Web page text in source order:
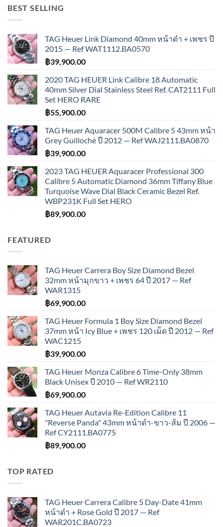
BEST SELLING
TAG Heuer Link Diamond 40mm หน้าดำ + เพชร ปี
2015 — Ref WAT1112.BA0570
฿39,900.00
2020 TAG HEUER Link Calibre 18 Automatic
40mm Silver Dial Stainless Steel Ref. CAT2111 Full
Set HERO RARE
฿55,900.00
TAG Heuer Aquaracer 500M Calibre 5 43mm หน้า
Grey Guilloché ปี 2012 — Ref WAJ2111.BA0870
฿39,900.00
2023 TAG HEUER Aquaracer Professional 300
Calibre 5 Automatic Diamond 36mm Tiffany Blue
Turquoise Wave Dial Black Ceramic Bezel Ref.
WBP231K Full Set HERO
฿89,900.00
FEATURED
TAG Heuer Carrera Boy Size Diamond Bezel
32mm หน้ามุกขาว + เพชร 64 ปี 2017 — Ref
WAR1315
฿69,900.00
TAG Heuer Formula 1 Boy Size Diamond Bezel
37mm หน้า Icy Blue + เพชร 120 เม็ด ปี 2012 — Ref
WAC1215
฿39,900.00
TAG Heuer Monza Calibre 6 Time-Only 38mm
Black Unisex ปี 2010 — Ref WR2110
฿69,900.00
TAG Heuer Autavia Re-Edition Calibre 11
"Reverse Panda" 43mm หน้าดำ-ขาว-ส้ม ปี 2006 —
Ref CY2111.BA0775
฿89,900.00
TOP RATED
TAG Heuer Carrera Calibre 5 Day-Date 41mm
หน้าดำ + Rose Gold ปี 2017 — Ref
WAR201C.BA0723